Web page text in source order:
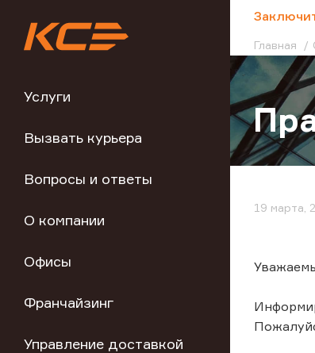
Услуги
Вызвать курьера
Вопросы и ответы
О компании
Офисы
Франчайзинг
Управление доставкой
Главная
19 марта,